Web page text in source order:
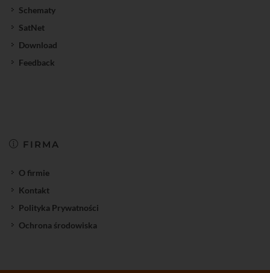
Schematy
SatNet
Download
Feedback
FIRMA
O firmie
Kontakt
Polityka Prywatności
Ochrona środowiska